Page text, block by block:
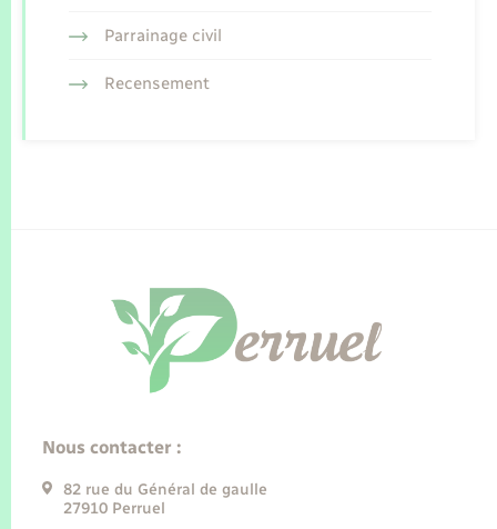
Parrainage civil
Recensement
Nous contacter :
82 rue du Général de gaulle
27910 Perruel